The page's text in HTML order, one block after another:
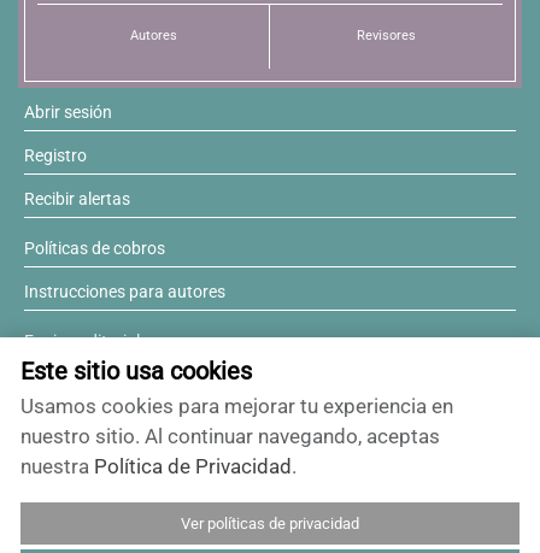
Este sitio usa cookies
Usamos cookies para mejorar tu experiencia en
nuestro sitio. Al continuar navegando, aceptas
nuestra Política de Privacidad.
Ver políticas de privacidad
Autores Revisores
Abrir sesión
Registro
Recibir alertas
Políticas de cobros
Instrucciones para autores
Equipo editorial
Comité editorial
¿Desea ser revisor?
Contactos y soporte
ISSN 0717-6384